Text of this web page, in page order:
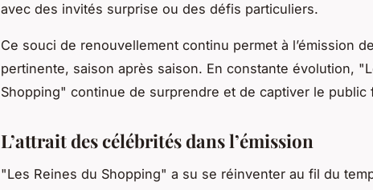
avec des invités surprise ou des défis particuliers.
Ce souci de renouvellement continu permet à l’émission
pertinente, saison après saison. En constante évolution,
Shopping" continue de surprendre et de captiver le public
L’attrait des célébrités dans l’émission
"Les Reines du Shopping" a su se réinventer au fil du